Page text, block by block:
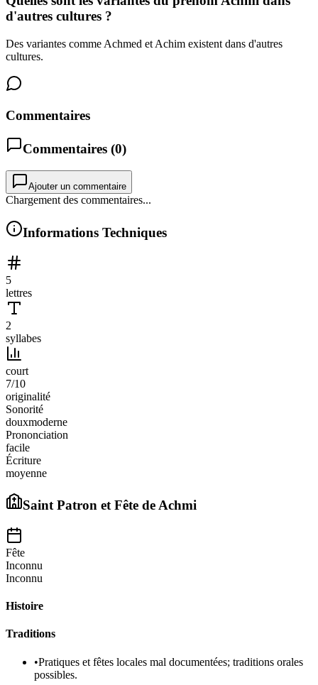
d'autres cultures ?
Des variantes comme Achmed et Achim existent dans d'autres
cultures.
Commentaires
Commentaires (0)
Ajouter un commentaire
Chargement des commentaires...
Informations Techniques
5
lettres
2
syllabes
court
7/10
originalité
Sonorité
douxmoderne
Prononciation
facile
Écriture
moyenne
Saint Patron et Fête deAchmi
Fête
Inconnu
Inconnu
Histoire
Traditions
•Pratiques et fêtes locales mal documentées; traditions orales
possibles.